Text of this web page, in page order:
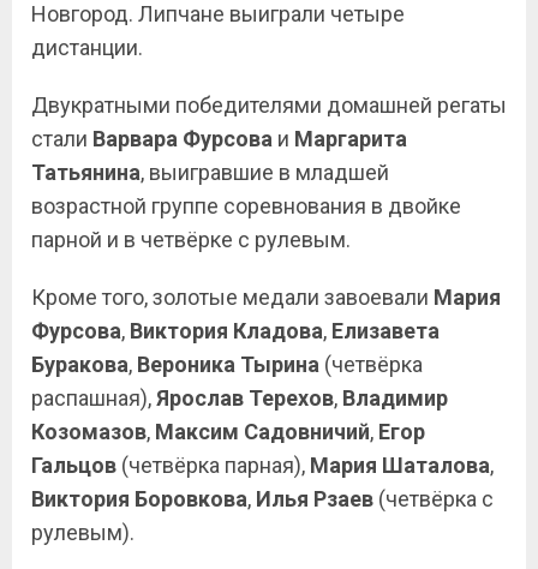
Новгород. Липчане выиграли четыре
дистанции.
Двукратными победителями домашней регаты
стали Варвара Фурсова и Маргарита
Татьянина, выигравшие в младшей
возрастной группе соревнования в двойке
парной и в четвёрке с рулевым.
Кроме того, золотые медали завоевали Мария
Фурсова, Виктория Кладова, Елизавета
Буракова, Вероника Тырина (четвёрка
распашная), Ярослав Терехов, Владимир
Козомазов, Максим Садовничий, Егор
Гальцов (четвёрка парная), Мария Шаталова,
Виктория Боровкова, Илья Рзаев (четвёрка с
рулевым).